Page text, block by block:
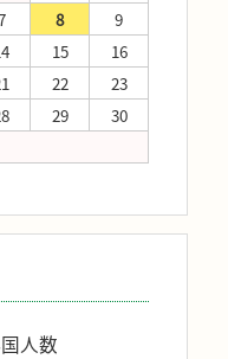
8
9
15
16
22
23
29
30
人数